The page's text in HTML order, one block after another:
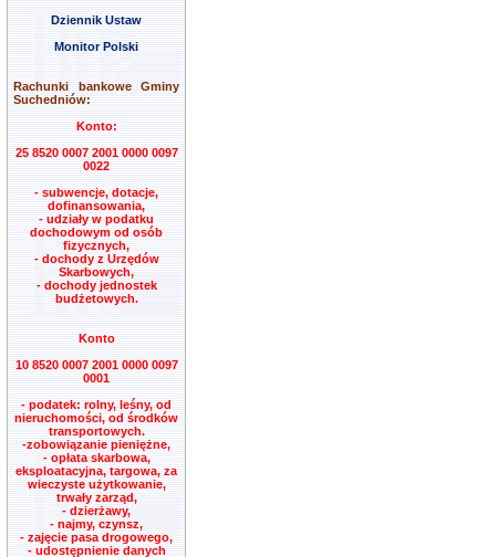
Dziennik Ustaw
Monitor Polski
Rachunki bankowe Gminy
Suchedniów:
Konto:
25 8520 0007 2001 0000 0097
0022
- subwencje, dotacje,
dofinansowania,
- udziały w podatku
dochodowym od osób
fizycznych,
- dochody z Urzędów
Skarbowych,
- dochody jednostek
budżetowych.
Konto
10 8520 0007 2001 0000 0097
0001
- podatek: rolny, leśny, od
nieruchomości, od środków
transportowych.
-zobowiązanie pieniężne,
- opłata skarbowa,
eksploatacyjna, targowa, za
wieczyste użytkowanie,
trwały zarząd,
- dzierżawy,
- najmy, czynsz,
- zajęcie pasa drogowego,
- udostępnienie danych